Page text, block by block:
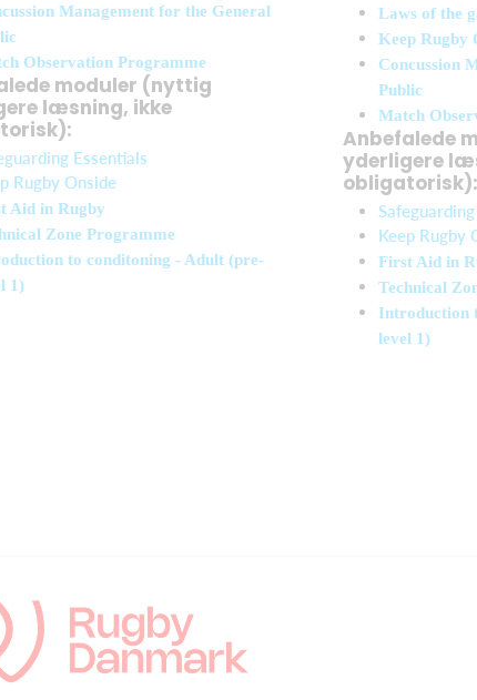
Management for the General
Observation Programme
moduler (nyttig
læsning, ikke
Essentials
Rugby Onside
Aid in Rugby
Zone Programme
to conditoning - Adult (pre-
1)
Laws of the
Keep Rugby
Concussion
Public
Match
Anbefalede
yderligere
obligatorisk):
Keep Rugby
First Aid in
Technical
Introduction
level 1)